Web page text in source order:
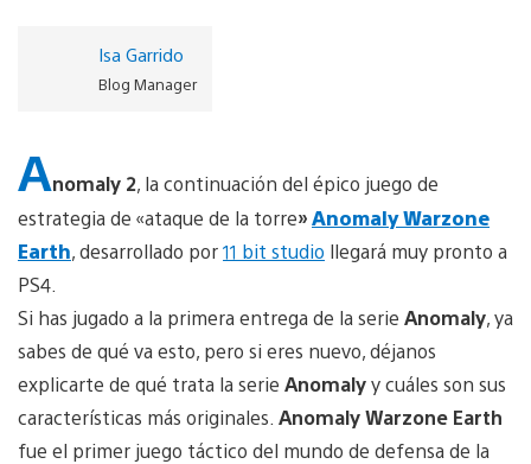
Isa Garrido
Blog Manager
Anomaly 2, la continuación del épico juego de
estrategia de «ataque de la torre»Anomaly Warzone
Earth, desarrollado por11 bit studio llegará muy pronto a
PS4.
Si has jugado a la primera entrega de la serie Anomaly, ya
sabes de qué va esto, pero si eres nuevo, déjanos
explicarte de qué trata la serie Anomalyy cuáles son sus
características más originales. Anomaly Warzone Earth
fue el primer juego táctico del mundo de defensa de la